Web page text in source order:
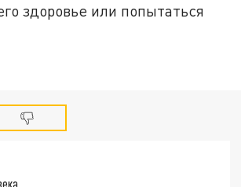
здоровье или попытаться